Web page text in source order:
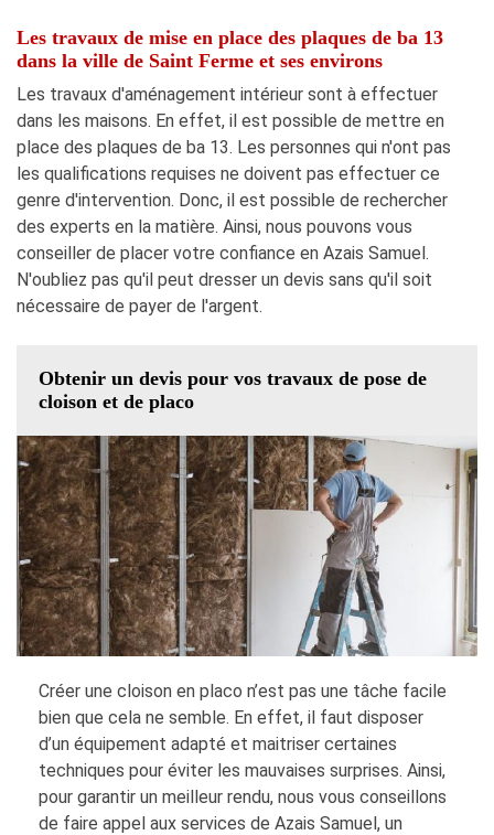
Les travaux de mise en place des plaques de ba 13
dans la ville de Saint Ferme et ses environs
Les travaux d'aménagement intérieur sont à effectuer
dans les maisons. En effet, il est possible de mettre en
place des plaques de ba 13. Les personnes qui n'ont pas
les qualifications requises ne doivent pas effectuer ce
genre d'intervention. Donc, il est possible de rechercher
des experts en la matière. Ainsi, nous pouvons vous
conseiller de placer votre confiance en Azais Samuel.
N'oubliez pas qu'il peut dresser un devis sans qu'il soit
nécessaire de payer de l'argent.
Obtenir un devis pour vos travaux de pose de
cloison et de placo
Créer une cloison en placo n’est pas une tâche facile
bien que cela ne semble. En effet, il faut disposer
d’un équipement adapté et maitriser certaines
techniques pour éviter les mauvaises surprises. Ainsi,
pour garantir un meilleur rendu, nous vous conseillons
de faire appel aux services de Azais Samuel, un